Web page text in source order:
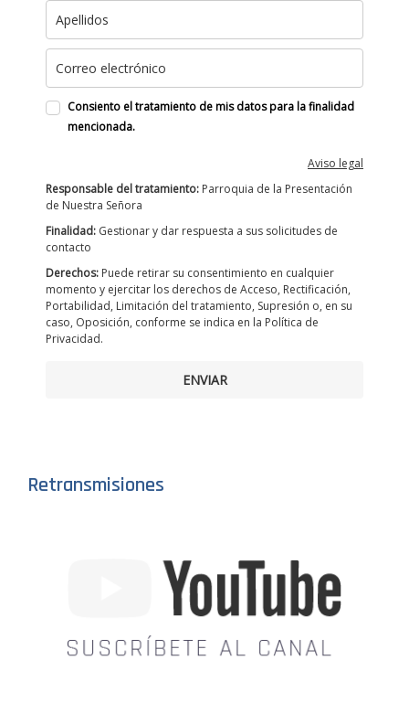
Consiento el tratamiento de mis datos para la finalidad
mencionada.
Aviso legal
Responsable del tratamiento: Parroquia de la Presentación
de Nuestra Señora
Finalidad: Gestionar y dar respuesta a sus solicitudes de
contacto
Derechos: Puede retirar su consentimiento en cualquier
momento y ejercitar los derechos de Acceso, Rectificación,
Portabilidad, Limitación del tratamiento, Supresión o, en su
caso, Oposición, conforme se indica en la Política de
Privacidad.
ENVIAR
Retransmisiones